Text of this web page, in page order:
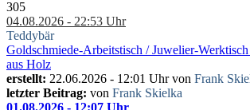
305
04.08.2026 - 22:53 Uhr
Teddybär
Goldschmiede-Arbeitstisch / Juwelier-
aus Holz
erstellt: 22.06.2026 - 12:01 Uhr von Frank
letzter Beitrag: von Frank Skielka